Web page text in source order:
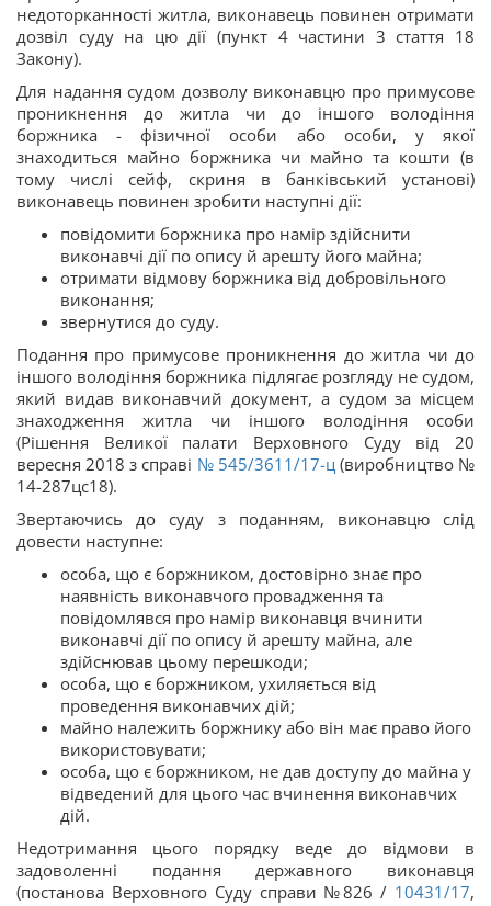
недоторканності житла, виконавець повинен отримати
дозвіл суду на цю дії (пункт 4 частини 3 стаття 18
Закону).
Для надання судом дозволу виконавцю про примусове
проникнення до житла чи до іншого володіння
боржника - фізичної особи або особи, у якої
знаходиться майно боржника чи майно та кошти (в
тому числі сейф, скриня в банківський установі)
виконавець повинен зробити наступні дії:
повідомити боржника про намір здійснити
виконавчі дії по опису й арешту його майна;
отримати відмову боржника від добровільного
виконання;
звернутися до суду.
Подання про примусове проникнення до житла чи до
іншого володіння боржника підлягає розгляду не судом,
який видав виконавчий документ, а судом за місцем
знаходження житла чи іншого володіння особи
(Рішення Великої палати Верховного Суду від 20
вересня 2018 з справі № 545/3611/17-ц(виробництво №
14-287цс18).
Звертаючись до суду з поданням, виконавцю слід
довести наступне:
особа, що є боржником, достовірно знає про
наявність виконавчого провадження та
повідомлявся про намір виконавця вчинити
виконавчі дії по опису й арешту майна, але
здійснював цьому перешкоди;
особа, що є боржником, ухиляється від
проведення виконавчих дій;
майно належить боржнику або він має право його
використовувати;
особа, що є боржником, не дав доступу до майна у
відведений для цього час вчинення виконавчих
дій.
Недотримання цього порядку веде до відмови в
задоволенні подання державного виконавця
(постанова Верховного Суду справи №826 / 10431/17,